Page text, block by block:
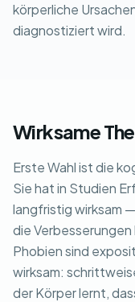
körperliche
diagnostiziert wird.
Wirksame
Erste Wahl ist die
Sie hat in Studien
langfristig wirksam
die
Phobien sind
wirksam:
der Körper lernt,